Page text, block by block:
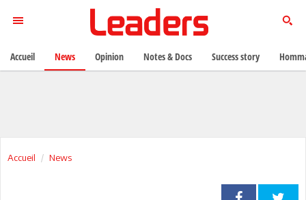
Accueil News
Accueil News Opinion Notes & Docs Success story